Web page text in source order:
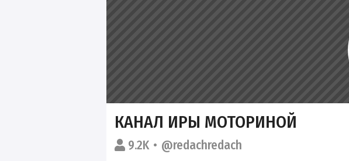
КАНАЛ ИРЫ МОТОРИНОЙ
9.2K
@redachredach